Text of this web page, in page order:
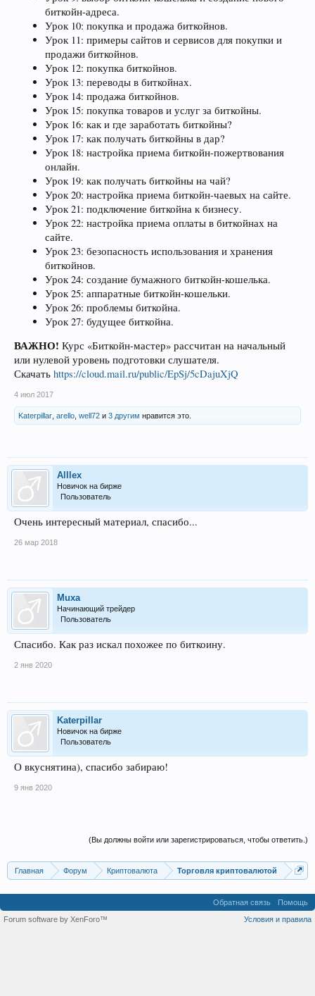
биткойн-адреса.
Урок 10: покупка и продажа биткойнов.
Урок 11: примеры сайтов и сервисов для покупки и
продажи биткойнов.
Урок 12: покупка биткойнов.
Урок 13: переводы в биткойнах.
Урок 14: продажа биткойнов.
Урок 15: покупка товаров и услуг за биткойны.
Урок 16: как и где заработать биткойны?
Урок 17: как получать биткойны в дар?
Урок 18: настройка приема биткойн-пожертвования
онлайн.
Урок 19: как получать биткойны на чай?
Урок 20: настройка приема биткойн-чаевых на сайте.
Урок 21: подключение биткойна к бизнесу.
Урок 22: настройка приема оплаты в биткойнах на
сайте.
Урок 23: безопасность использования и хранения
биткойнов.
Урок 24: создание бумажного биткойн-кошелька.
Урок 25: аппаратные биткойн-кошельки.
Урок 26: проблемы биткойна.
Урок 27: будущее биткойна.
ВАЖНО! Курс «Биткойн-мастер» рассчитан на начальный
или нулевой уровень подготовки слушателя.
Скачать https://cloud.mail.ru/public/EpSj/5cDajuXjQ
4 июл 2017
Katerpillar arello well72 и 3 другим нравится это.
Alllex
Новичок на бирже
Пользователь
Очень интересный материал, спасибо...
26 мар 2018
Muxa
Начинающий трейдер
Пользователь
Спасибо. Как раз искал похожее по биткоину.
2 янв 2020
Katerpillar
Новичок на бирже
Пользователь
О вкуснятина), спасибо забираю!
9 янв 2020
(Вы должны войти или зарегистрироваться, чтобы ответить.)
Главная Форум Криптовалюта Торговля криптовалютой
Обратная связь
Помощь
Условия и правила
Forum software by XenForo™